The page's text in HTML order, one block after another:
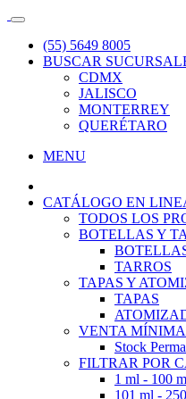
(55) 5649 8005
BUSCAR
CDMX
JALISCO
MONTERREY
QUERÉTARO
MENU
CATÁLOGO EN
TODOS LOS
BOTELLAS Y
TARROS
TAPAS Y
TAPAS
VENTA MÍNIMA
Stock
FILTRAR POR
1 ml - 100
101 ml -